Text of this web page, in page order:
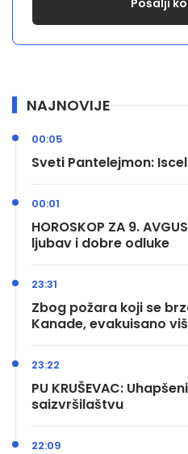
NAJNOVIJE
Sveti Pantelejmon:
00:05
HOROSKOP ZA 9.
ljubav i dobre odluke
00:01
Zbog požara koji se
Kanade, evakuisano
23:31
PU KRUŠEVAC:
saizvršilaštvu
23:22
22:09